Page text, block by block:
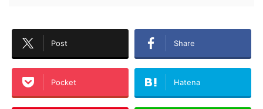
Post Share
Pocket Hatena